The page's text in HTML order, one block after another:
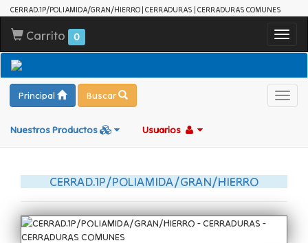
CERRAD.1P/POLIAMIDA/GRAN/HIERRO | CERRADURAS | CERRADURAS COMUNES
Carrito 0
Principal Buscar
Nuestros Productos Usuarios
CERRAD.1P/POLIAMIDA/GRAN/HIERRO